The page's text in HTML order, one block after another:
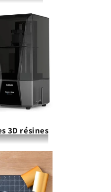
3D résines